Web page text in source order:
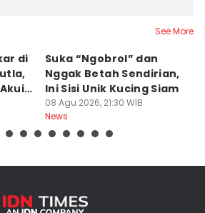
See More
di
Suka “Ngobrol” dan
Nggak Betah Sendirian,
Ini Sisi Unik Kucing Siam
08 Agu 2026, 21:30 WIB
News